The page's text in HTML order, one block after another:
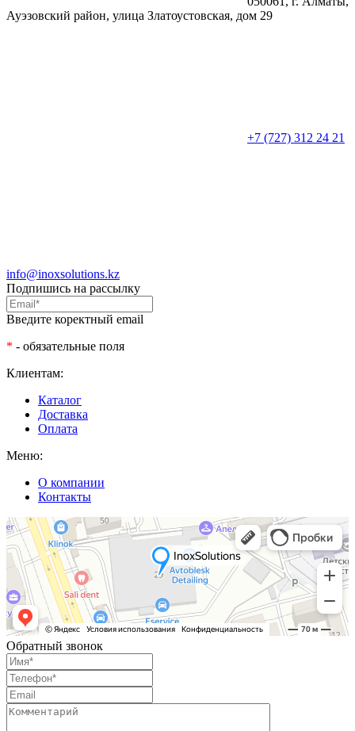
Ауэзовский район, улица Златоустовская, дом 29
+7 (727) 312 24 21
info@inoxsolutions.kz
Подпишись на рассылку
Введите коректный email
* - обязательные поля
Клиентам:
Каталог
Доставка
Оплата
Меню:
О компании
Контакты
Обратный звонок